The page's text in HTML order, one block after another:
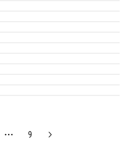
More pages
9